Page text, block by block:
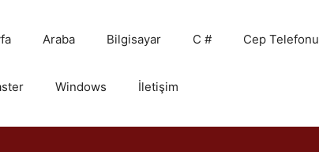
Araba Bilgisayar C # Cep Telefonu
Windows İletişim